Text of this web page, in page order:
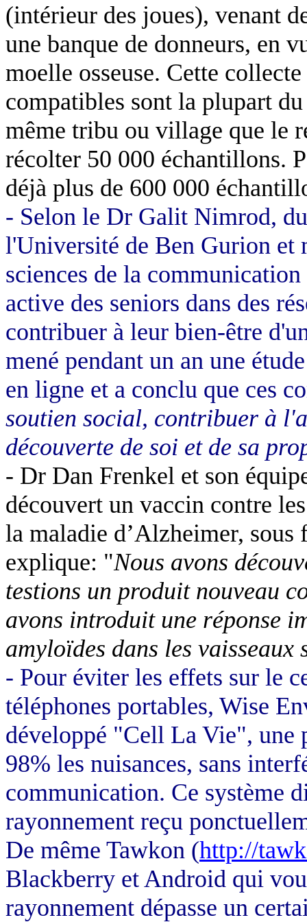
(intérieur des joues), venant
une banque de donneurs, en
moelle osseuse. Cette
compatibles sont la plupart
même tribu ou village que le
récolter 50 000 échantillons.
déjà plus de 600 000
- Selon le Dr Galit Nimrod,
l'Université de Ben Gurion et
sciences de la
active des seniors dans des
contribuer à leur bien-être
mené pendant un an une
en ligne et a conclu que ces
soutien social, contribuer à
découverte de soi et de sa
- Dr Dan Frenkel et son
découvert un vaccin contre
la maladie d’Alzheimer,
explique: "Nous avons
testions un produit nouveau
avons introduit une réponse
amyloïdes dans les vaisseaux
- Pour éviter les effets sur le
téléphones portables, Wise
développé "Cell La Vie", une
98% les nuisances, sans
communication. Ce système
rayonnement reçu
De même Tawkon (http://
Blackberry et Android qui
rayonnement dépasse un